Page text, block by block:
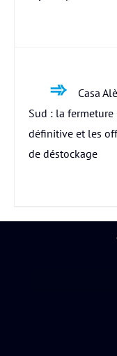
Casa
Sud : la fermeture
définitive et les
de déstockage